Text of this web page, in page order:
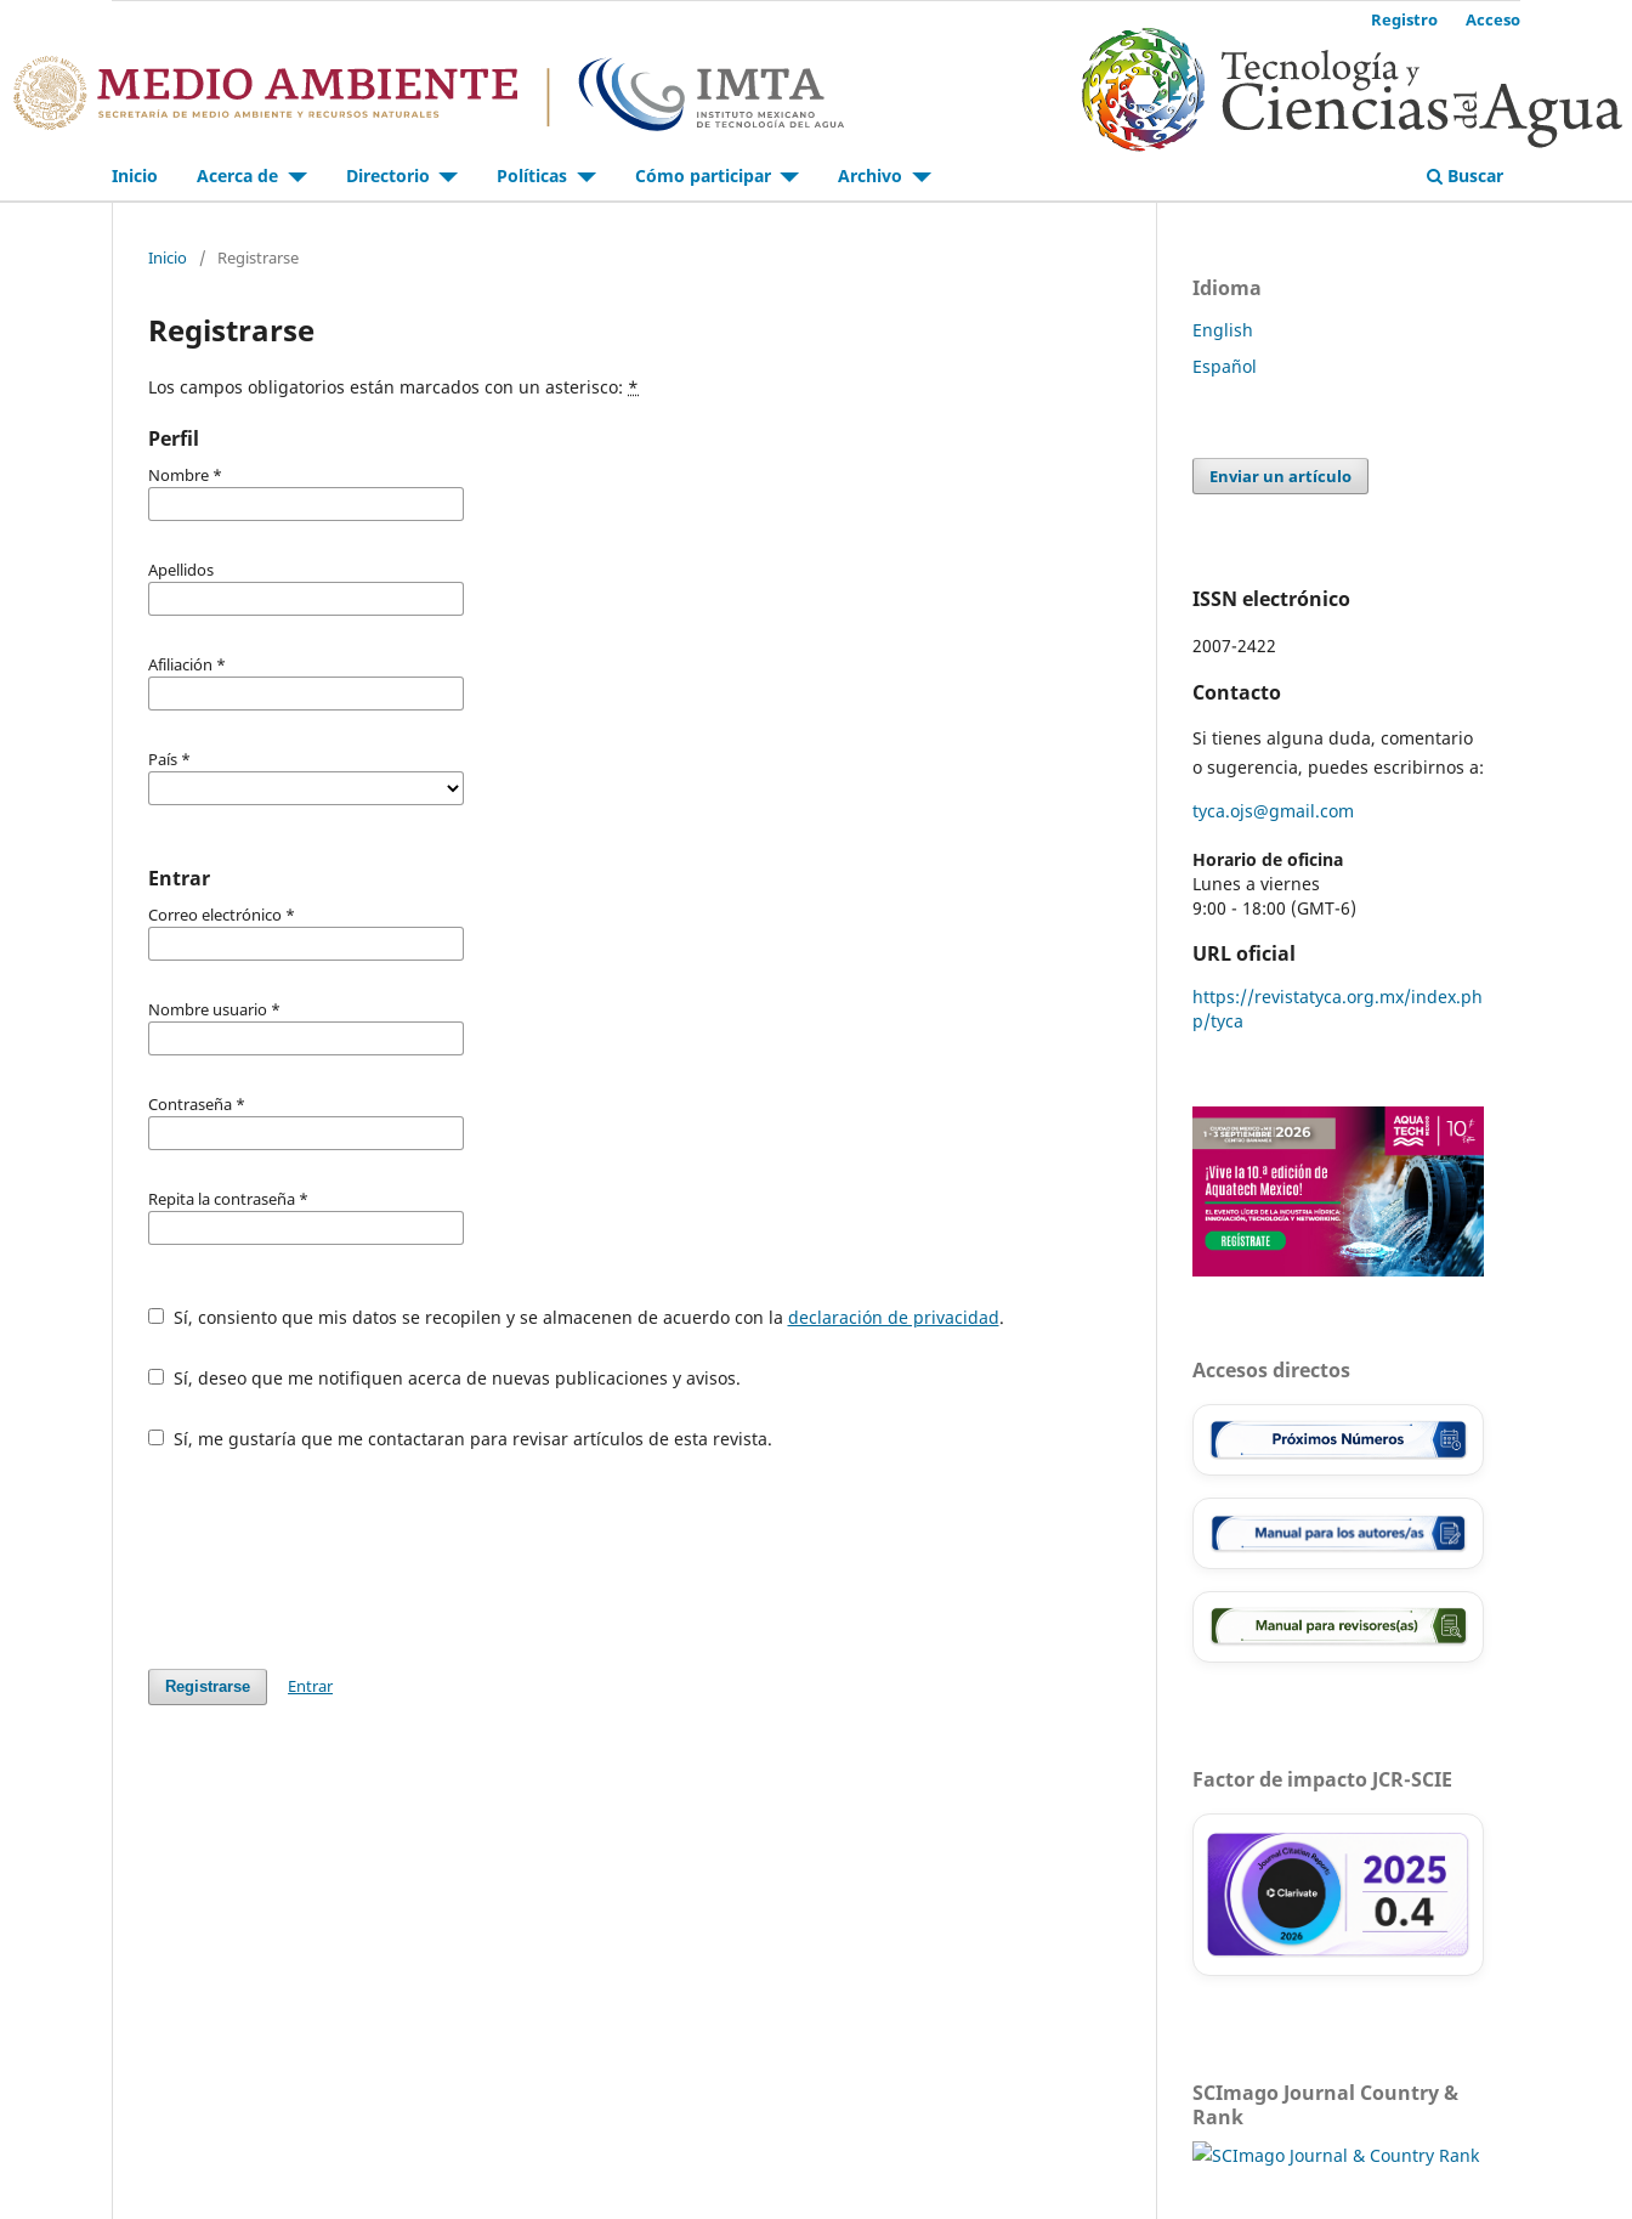
Inicio Acerca de Directorio Políticas Cómo participar Archivo Buscar
Registro Acceso
Inicio / Registrarse
Registrarse
Los campos obligatorios están marcados con un asterisco: *
Perfil
Nombre *
Apellidos
Afiliación *
País *
Entrar
Correo electrónico *
Nombre usuario *
Contraseña *
Repita la contraseña *
Sí, consiento que mis datos se recopilen y se almacenen de acuerdo con la declaración de privacidad.
Sí, deseo que me notifiquen acerca de nuevas publicaciones y avisos.
Sí, me gustaría que me contactaran para revisar artículos de esta revista.
Registrarse Entrar
Idioma
English
Español
Enviar un artículo
ISSN electrónico
2007-2422
Contacto
Si tienes alguna duda, comentario
o sugerencia, puedes escribirnos a:
tyca.ojs@gmail.com
Horario de oficina
Lunes a viernes
9:00 - 18:00 (GMT-6)
URL oficial
https://revistatyca.org.mx/index.ph
p/tyca
Accesos directos
Factor de impacto JCR-SCIE
SCImago Journal Country &
Rank